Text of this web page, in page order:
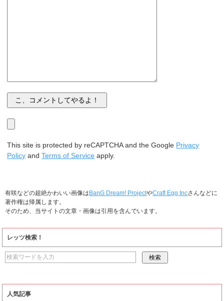
This site is protected by reCAPTCHA and the Google Privacy
Policy andTerms of Service apply.
有咲などの超絶かわいい画像はBanG Dream! ProjectやCraft Egg Incさんなどに
著作権は帰属します。
そのため、当サイトの文章・画像は引用を含んでいます。
レッツ検索！
人気記事